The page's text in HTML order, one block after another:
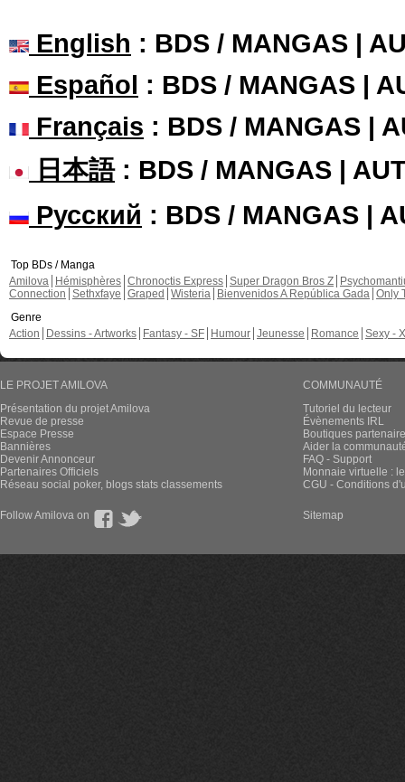
English : BDS / MANGAS |
Español : BDS / MANGAS |
Français : BDS / MANGAS |
日本語: BDS / MANGAS |
Русский : BDS / MANGAS |
Top BDs / Manga
Amilova
Hémisphères Chronoctis Express Super Dragon Bros Z
Connection Sethxfaye Graped Wisteria Bienvenidos A República Gada Only
Genre
Action
Dessins - Artworks Fantasy - SF Humour Jeunesse Romance Sexy -
LE PROJET AMILOVA
Présentation du projet Amilova
Revue de presse
Espace Presse
Bannières
Devenir Annonceur
Partenaires Officiels
Réseau social poker, blogs stats classements
COMMUNAUTÉ
Tutoriel du lecteur
Évènements IRL
Boutiques
Aider la
FAQ - Support
Monnaie virtuelle :
CGU - Conditions
Follow Amilova on Sitemap